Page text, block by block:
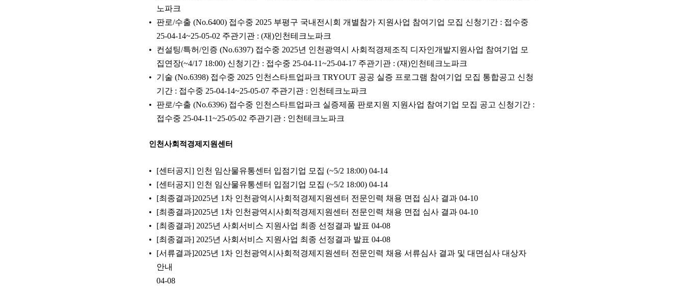
노파크
판로/수출 (No.6400) 접수중 2025 부평구 국내전시회 개별참가 지원사업 참여기업 모집 신청기간 : 접수중
25-04-14~25-05-02 주관기관 : (재)인천테크노파크
컨설팅/특허/인증 (No.6397) 접수중 2025년 인천광역시 사회적경제조직 디자인개발지원사업 참여기업 모
집연장(~4/17 18:00) 신청기간 : 접수중 25-04-11~25-04-17 주관기관 : (재)인천테크노파크
기술 (No.6398) 접수중 2025 인천스타트업파크 TRYOUT 공공 실증 프로그램 참여기업 모집 통합공고 신청
기간 : 접수중 25-04-14~25-05-07 주관기관 : 인천테크노파크
판로/수출 (No.6396) 접수중 인천스타트업파크 실증제품 판로지원 지원사업 참여기업 모집 공고 신청기간 :
접수중 25-04-11~25-05-02 주관기관 : 인천테크노파크
인천사회적경제지원센터
[센터공지] 인천 임산물유통센터 입점기업 모집 (~5/2 18:00) 04-14
[센터공지] 인천 임산물유통센터 입점기업 모집 (~5/2 18:00) 04-14
[최종결과]2025년 1차 인천광역시사회적경제지원센터 전문인력 채용 면접 심사 결과 04-10
[최종결과]2025년 1차 인천광역시사회적경제지원센터 전문인력 채용 면접 심사 결과 04-10
[최종결과] 2025년 사회서비스 지원사업 최종 선정결과 발표 04-08
[최종결과] 2025년 사회서비스 지원사업 최종 선정결과 발표 04-08
[서류결과]2025년 1차 인천광역시사회적경제지원센터 전문인력 채용 서류심사 결과 및 대면심사 대상자
안내
04-08